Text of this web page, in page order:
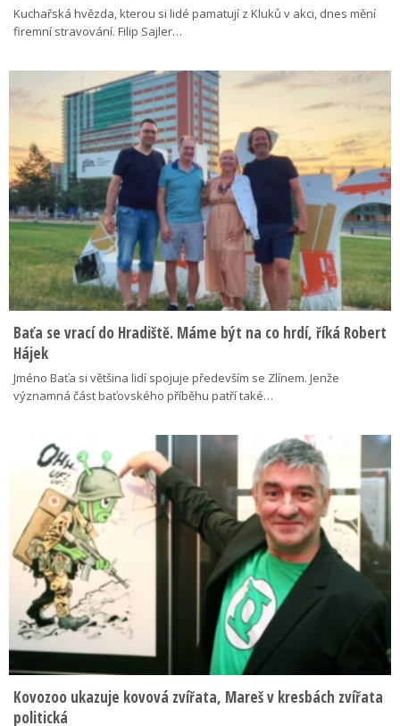
Kuchařská hvězda, kterou si lidé pamatují z Kluků v akci, dnes mění
firemní stravování. Filip Sajler…
Baťa se vrací do Hradiště. Máme být na co hrdí, říká Robert
Hájek
Jméno Baťa si většina lidí spojuje především se Zlínem. Jenže
významná část baťovského příběhu patří také…
Kovozoo ukazuje kovová zvířata, Mareš v kresbách zvířata
politická